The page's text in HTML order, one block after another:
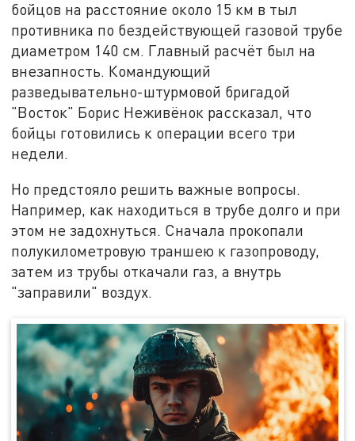
бойцов на расстояние около 15 км в тыл
противника по бездействующей газовой трубе
диаметром 140 см. Главный расчёт был на
внезапность. Командующий
разведывательно-штурмовой бригадой
"Восток" Борис Неживëнок рассказал, что
бойцы готовились к операции всего три
недели.
Но предстояло решить важные вопросы.
Например, как находиться в трубе долго и при
этом не задохнуться. Сначала прокопали
полукилометровую траншею к газопроводу,
затем из трубы откачали газ, а внутрь
"заправили" воздух.